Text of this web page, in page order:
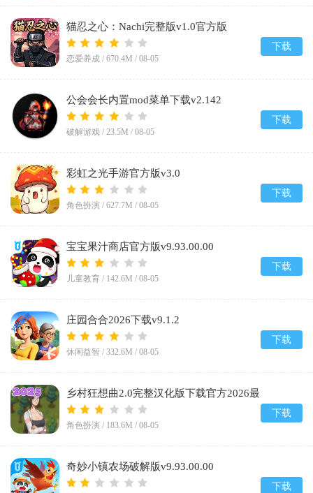
猫忍之心：Nachi完整版v1.0官方版
恋爱养成 / 670.4M / 08-05
下载
公会会长内置mod菜单下载v2.142
破解游戏 / 23.5M / 08-05
下载
彩虹之光手游官方版v3.0
角色扮演 / 627.7M / 08-05
下载
宝宝果汁商店官方版v9.93.00.00
儿童教育 / 142.6M / 08-05
下载
庄园合合2026下载v9.1.2
休闲益智 / 332.6M / 08-05
下载
乡村狂想曲2.0完整汉化版下载官方2026最
新版v2.0
角色扮演 / 183.6M / 08-05
下载
奇妙小镇农场破解版v9.93.00.00
下载